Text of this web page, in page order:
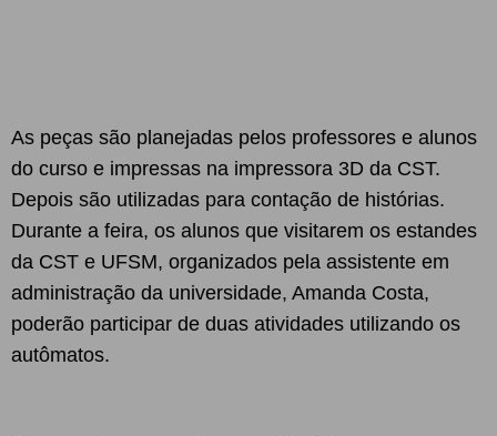
As peças são planejadas pelos professores e alunos
do curso e impressas na impressora 3D da CST.
Depois são utilizadas para contação de histórias.
Durante a feira, os alunos que visitarem os estandes
da CST e UFSM, organizados pela assistente em
administração da universidade, Amanda Costa,
poderão participar de duas atividades utilizando os
autômatos.